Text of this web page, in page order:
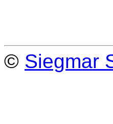
© Siegmar